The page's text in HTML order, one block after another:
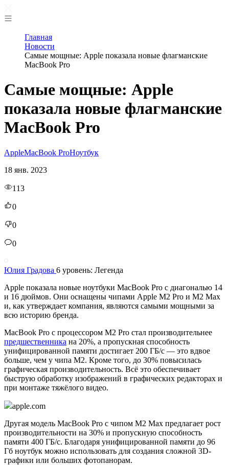
Главная
Новости
Самые мощные: Apple показала новые флагманские
MacBook Pro
Самые мощные: Apple
показала новые флагманские
MacBook Pro
AppleMacBook ProНоутбук
18 янв. 2023
113
0
0
0
Юлия Градова 6 уровень: Легенда
Apple показала новые ноутбуки MacBook Pro с диагональю 14
и 16 дюймов. Они оснащены чипами Apple M2 Pro и M2 Max
и, как утверждает компания, являются самыми мощными за
всю историю бренда.
MacBook Pro с процессором M2 Pro стал производительнее
предшественника на 20%, а пропускная способность
унифицированной памяти достигает 200 ГБ/с — это вдвое
больше, чем у чипа M2. Кроме того, до 30% повысилась
графическая производительность. Всё это обеспечивает
быструю обработку изображений в графических редакторах и
при монтаже тяжёлого видео.
apple.com
Другая модель MacBook Pro с чипом M2 Max предлагает рост
производительности на 30% и пропускную способность
памяти 400 ГБ/с. Благодаря унифицированной памяти до 96
Гб ноутбук можно использовать для создания сложной 3D-
графики или больших фотопанорам.